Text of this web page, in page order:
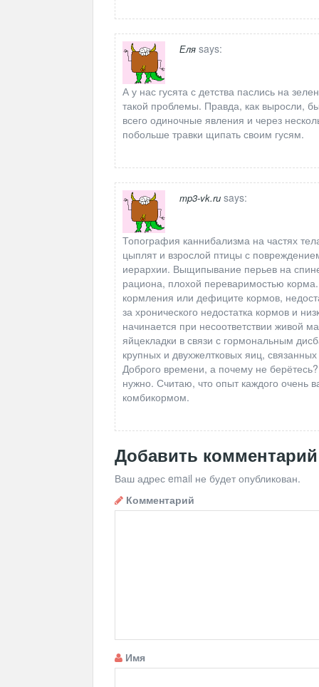
Еля says:
А у нас гусята с детства паслись на
такой проблемы. Правда, как выросли,
всего одиночные явления и через
побольше травки щипать своим гусям.
mp3-vk.ru says:
Топография каннибализма на частях
цыплят и взрослой птицы с
иерархии. Выщипывание перьев на
рациона, плохой переваримостью
кормления или дефиците кормов,
за хронического недостатка кормов и
начинается при несоответствии живой
яйцекладки в связи с гормональным
крупных и двухжелтковых яиц,
Доброго времени, а почему не
нужно. Считаю, что опыт каждого очень
комбикормом.
Добавить комментарий
Ваш адрес email не будет опубликован.
Комментарий
Имя